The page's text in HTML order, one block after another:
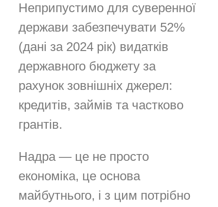
Неприпустимо для суверенної
держави забезпечувати 52%
(дані за 2024 рік) видатків
державного бюджету за
рахунок зовнішніх джерел:
кредитів, займів та частково
грантів.
Надра — це не просто
економіка, це основа
майбутнього, і з цим потрібно